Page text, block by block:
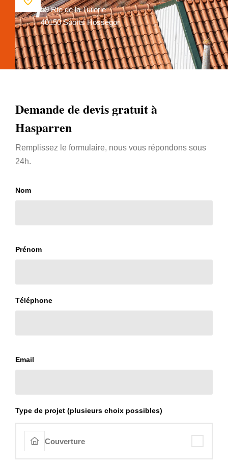
59 Rte de la Tuilerie
40150 Soorts Hossegor
Demande de devis gratuit à
Hasparren
Remplissez le formulaire, nous vous répondons sous
24h.
Nom
Prénom
Téléphone
Email
Type de projet (plusieurs choix possibles)
Couverture